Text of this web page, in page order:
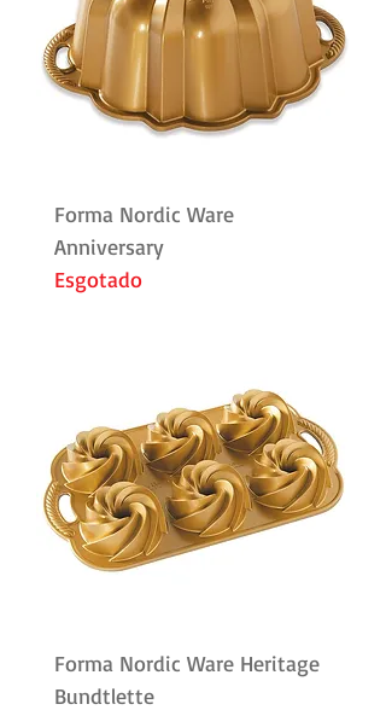
Forma Nordic Ware
Anniversary
Esgotado
Forma Nordic Ware Heritage
Bundtlette